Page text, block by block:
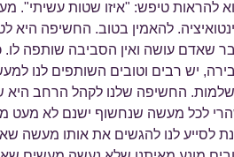
להראות טיפש: "איזו שטות עשיתי".
להאמין בטוב. החשיפה היא
שאדם עושה ואין הסביבה שותפה
יש רבים וטובים השותפים לנו
החשיפה שלנו לקהל הרחב היא
לכל מעשה שנחשוף ישנם לא מעט
לסייע לנו להגשים את אותו מעשה